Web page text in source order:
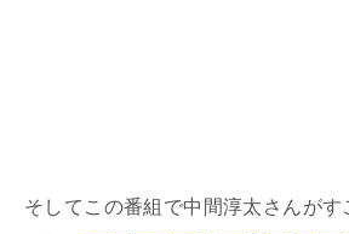
そしてこの番組で中間淳太さんがす